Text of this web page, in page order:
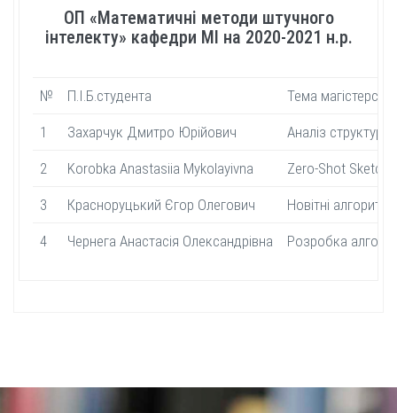
ОП «Математичні методи штучного
інтелекту» кафедри МІ на 2020-2021 н.р.
№ П.І.Б.студента Тема
1 Захарчук Дмитро Юрійович Аналіз
2 Korobka Anastasiia Mykolayivna Zero-Shot
3 Красноруцький Єгор Олегович Новітні
4 Чернега Анастасiя Олександрiвна Розробка